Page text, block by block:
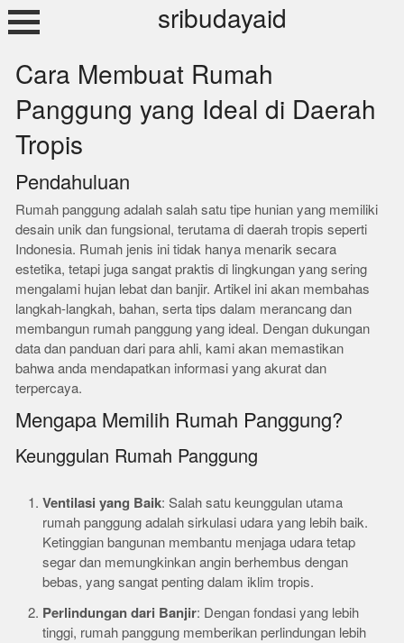
Skip
to
sribudayaid
Cara Membuat Rumah
Panggung yang Ideal di Daerah
Tropis
Pendahuluan
Rumah panggung adalah salah satu tipe hunian yang memiliki
desain unik dan fungsional, terutama di daerah tropis seperti
Indonesia. Rumah jenis ini tidak hanya menarik secara
estetika, tetapi juga sangat praktis di lingkungan yang sering
mengalami hujan lebat dan banjir. Artikel ini akan membahas
langkah-langkah, bahan, serta tips dalam merancang dan
membangun rumah panggung yang ideal. Dengan dukungan
data dan panduan dari para ahli, kami akan memastikan
bahwa anda mendapatkan informasi yang akurat dan
terpercaya.
Mengapa Memilih Rumah Panggung?
Keunggulan Rumah Panggung
Ventilasi yang Baik: Salah satu keunggulan utama
rumah panggung adalah sirkulasi udara yang lebih baik.
Ketinggian bangunan membantu menjaga udara tetap
segar dan memungkinkan angin berhembus dengan
bebas, yang sangat penting dalam iklim tropis.
Perlindungan dari Banjir: Dengan fondasi yang lebih
tinggi, rumah panggung memberikan perlindungan lebih